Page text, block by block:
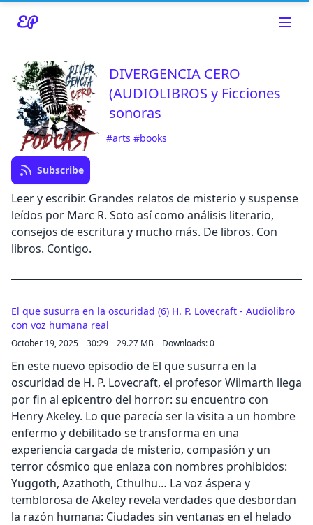
Read about our content policies
DIVERGENCIA CERO
(AUDIOLIBROS y Ficciones
sonoras
#arts #books
Subscribe
Leer y escribir. Grandes relatos de misterio y suspense
leídos por Marc R. Soto así como análisis literario,
consejos de escritura y mucho más. De libros. Con
libros. Contigo.
El que susurra en la oscuridad (6) H. P. Lovecraft - Audiolibro
con voz humana real
October 19, 2025 30:29 29.27 MB Downloads: 0
En este nuevo episodio de El que susurra en la
oscuridad de H. P. Lovecraft, el profesor Wilmarth llega
por fin al epicentro del horror: su encuentro con
Henry Akeley. Lo que parecía ser la visita a un hombre
enfermo y debilitado se transforma en una
experiencia cargada de misterio, compasión y un
terror cósmico que enlaza con nombres prohibidos:
Yuggoth, Azathoth, Cthulhu… La voz áspera y
temblorosa de Akeley revela verdades que desbordan
la razón humana: Ciudades sin ventanas en el helado